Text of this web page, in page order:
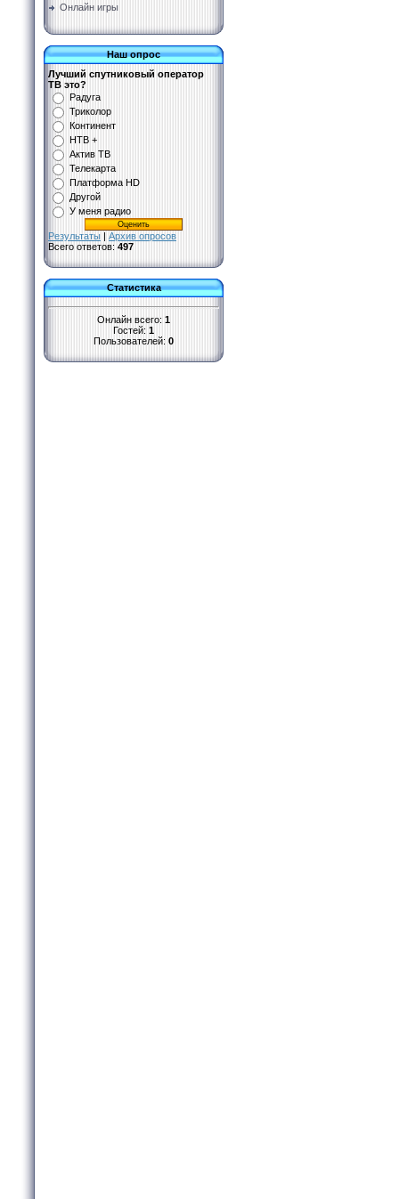
Онлайн игры
Наш опрос
Лучший спутниковый оператор
ТВ это?
Радуга
Триколор
Континент
НТВ +
Актив ТВ
Телекарта
Платформа HD
Другой
У меня радио
Результаты | Архив опросов
Всего ответов: 497
Статистика
Онлайн всего: 1
Гостей: 1
Пользователей: 0